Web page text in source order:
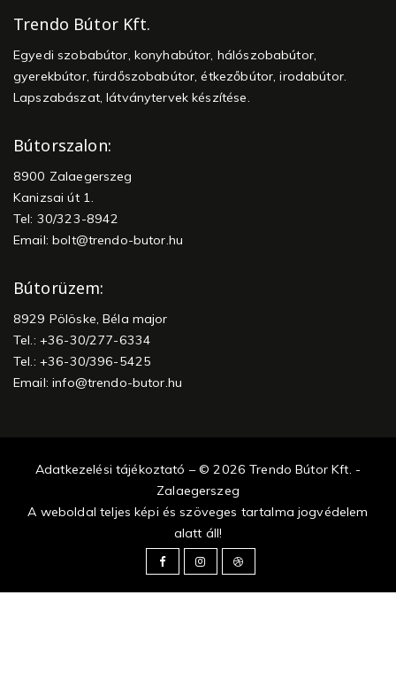
Trendo Bútor Kft.
Egyedi szobabútor, konyhabútor, hálószobabútor,
gyerekbútor, fürdőszobabútor, étkezőbútor, irodabútor.
Lapszabászat, látványtervek készítése.
Bútorszalon:
8900 Zalaegerszeg
Kanizsai út 1.
Tel: 30/323-8942
Email:bolt@trendo-butor.hu
Bútorüzem:
8929 Pölöske, Béla major
Tel.: +36-30/277-6334
Tel.: +36-30/396-5425
Email:info@trendo-butor.hu
Adatkezelési tájékoztató – © 2026 Trendo Bútor Kft. -
Zalaegerszeg
A weboldal teljes képi és szöveges tartalma jogvédelem
alatt áll!